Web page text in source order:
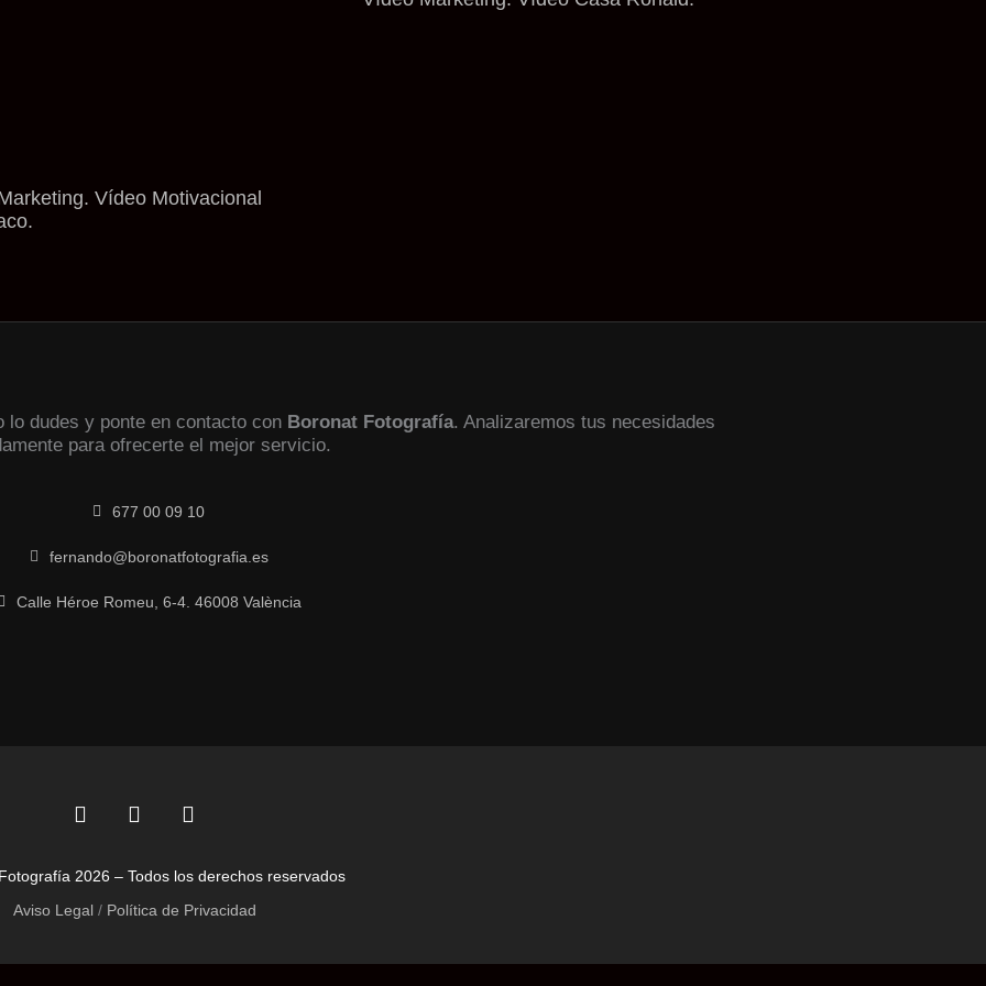
Vídeo Motivacional
dudes y ponte en contacto con Boronat Fotografía. Analizaremos tus necesidades
para ofrecerte el mejor servicio.
677 00 09 10
fernando@boronatfotografia.es
Calle Héroe Romeu, 6-4. 46008 València
F
e
o
k
L
k
e
d
n
I
t
a
g
a
2026 – Todos los derechos reservados
Aviso Legal/ Política de Privacidad